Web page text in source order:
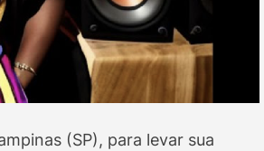
(SP), para levar sua